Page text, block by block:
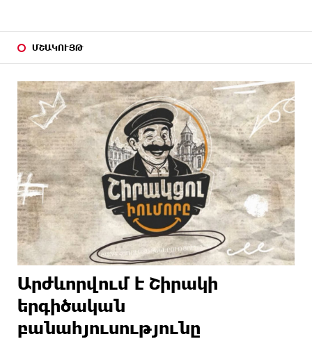
ՄՇԱԿՈՒՅԹ
Արժևորվում է Շիրակի
երգիծական
բանահյուսությունը